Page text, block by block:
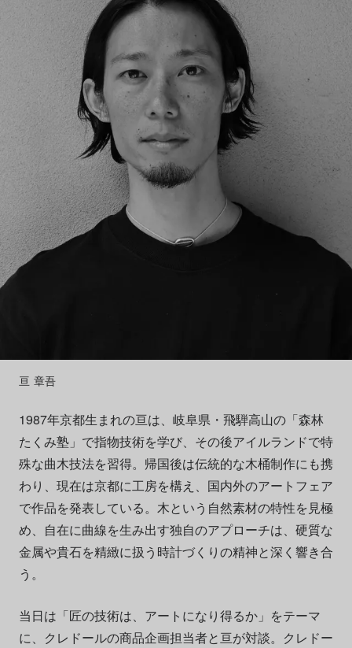
亘 章吾
1987年京都生まれの亘は、岐阜県・飛騨高山の「森林
たくみ塾」で指物技術を学び、その後アイルランドで特
殊な曲木技法を習得。帰国後は伝統的な木桶制作にも携
わり、現在は京都に工房を構え、国内外のアートフェア
で作品を発表している。木という自然素材の特性を見極
め、自在に曲線を生み出す独自のアプローチは、硬質な
金属や貴石を精緻に扱う時計づくりの精神と深く響き合
う。
当日は「匠の技術は、アートになり得るか」をテーマ
に、クレドールの商品企画担当者と亘が対談。クレドー